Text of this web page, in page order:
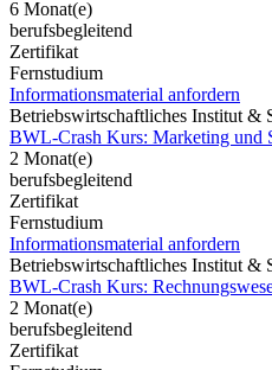
6 Monat(e)
berufsbegleitend
Zertifikat
Fernstudium
Informationsmaterial anfordern
Betriebswirtschaftliches Institut &
BWL-Crash Kurs: Marketing und
2 Monat(e)
berufsbegleitend
Zertifikat
Fernstudium
Informationsmaterial anfordern
Betriebswirtschaftliches Institut &
BWL-Crash Kurs:
2 Monat(e)
berufsbegleitend
Zertifikat